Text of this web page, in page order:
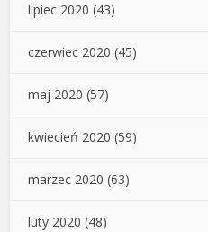
lipiec 2020 (43)
czerwiec 2020 (45)
maj 2020 (57)
kwiecień 2020 (59)
marzec 2020 (63)
luty 2020 (48)